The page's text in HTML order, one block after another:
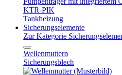
KTR-PIK
Tankheizung
Sicherungselemente
Zur Kategorie
Wellenmuttern
Sicherungsblech